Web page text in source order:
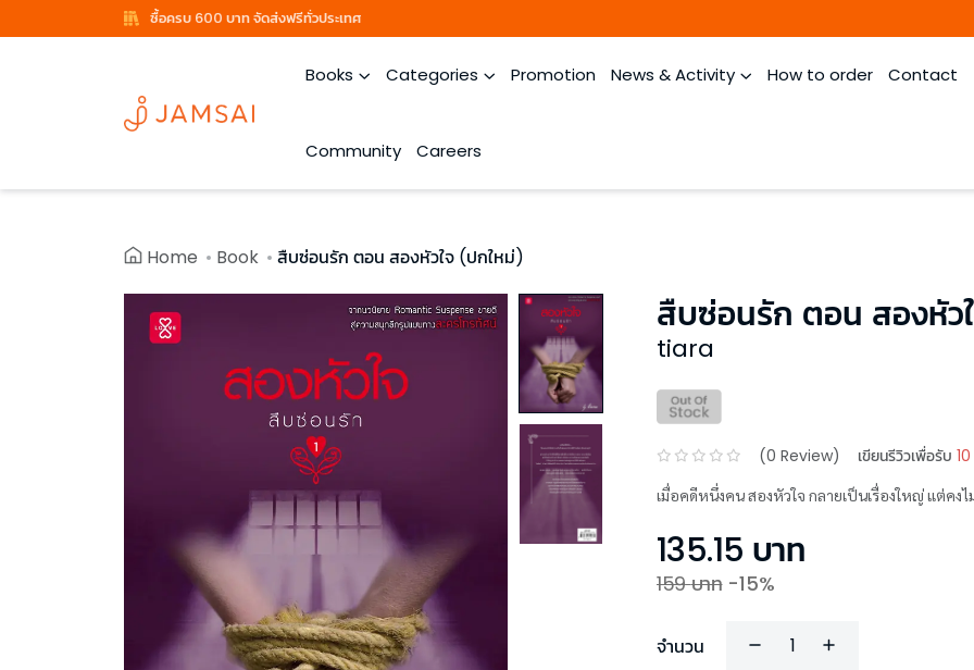
ซื้อครบ 600 บาท จัดส่งฟรีทั่วประเทศ
Books Categories Promotion News & Activity How to order Contact
Community Careers
Home Book สืบซ่อนรัก ตอน สองหัวใจ (ปกใหม่)
สืบซ่อนรัก ตอน สองหัว
tiara
(0 Review) เขียนรีวิวเพื่อรับ
เมื่อคดีหนึ่งคน สองหัวใจ กลายเป็นเรื่องใหญ่ แต่ค
135.15 บาท
159บาท -15%
จำนวน